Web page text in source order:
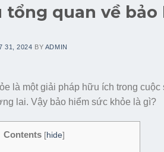
tổng quan về bảo
31, 2024 BY ADMIN
là một giải pháp hữu ích trong
lai. Vậy bảo hiểm sức khỏe là gì?
Contents [hide]